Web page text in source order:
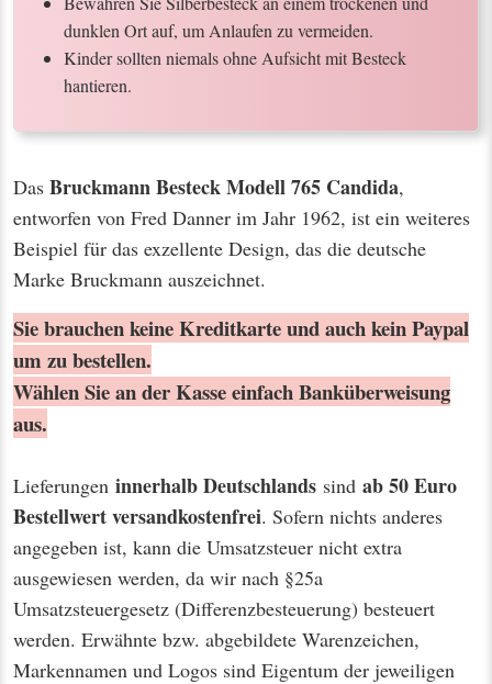
dunklen Ort auf, um Anlaufen zu vermeiden.
Kinder sollten niemals ohne Aufsicht mit Besteck
hantieren.
Das Bruckmann Besteck Modell 765 Candida,
entworfen von Fred Danner im Jahr 1962, ist ein weiteres
Beispiel für das exzellente Design, das die deutsche
Marke Bruckmann auszeichnet.
Sie brauchen keine Kreditkarte und auch kein Paypal
um zu bestellen.
Wählen Sie an der Kasse einfach Banküberweisung
aus.
Lieferungen innerhalb Deutschlands sind ab 50 Euro
Bestellwertversandkostenfrei. Sofern nichts anderes
angegeben ist, kann die Umsatzsteuer nicht extra
ausgewiesen werden, da wir nach §25a
Umsatzsteuergesetz (Differenzbesteuerung) besteuert
werden. Erwähnte bzw. abgebildete Warenzeichen,
Markennamen und Logos sind Eigentum der jeweiligen